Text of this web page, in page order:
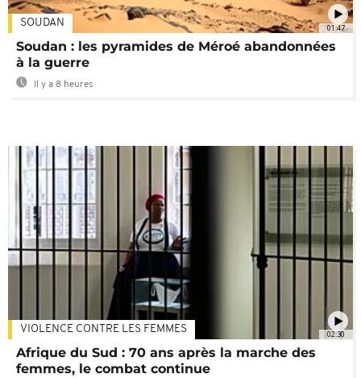
01:47
SOUDAN
Soudan : les pyramides de Méroé abandonnées
à la guerre
Il y a 8 heures
02:30
VIOLENCE CONTRE LES FEMMES
Afrique du Sud : 70 ans après la marche des
femmes, le combat continue